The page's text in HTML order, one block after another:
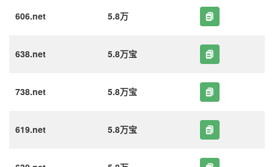
606.net 5.8万
638.net 5.8万宝
738.net 5.8万宝
619.net 5.8万宝